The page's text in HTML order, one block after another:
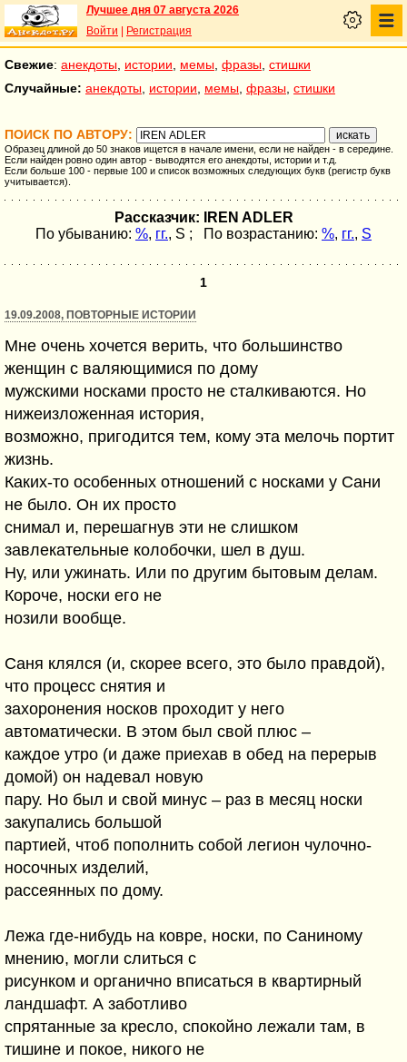
Лучшее дня 07 августа 2026
Войти
Регистрация
Свежие: анекдоты истории мемы фразы стишки
Случайные: анекдоты истории мемы фразы стишки
ПОИСК ПО АВТОРУ:
Образец длиной до 50 знаков ищется в начале имени, если не найден - в середине.
Если найден ровно один автор - выводятся его анекдоты, истории и т.д.
Если больше 100 - первые 100 и список возможных следующих букв (регистр букв
учитывается).
Рассказчик: IREN ADLER
По убыванию: %, гг., S ; По возрастанию: %, гг., S
1
19.09.2008, ПОВТОРНЫЕ ИСТОРИИ
Мне очень хочется верить, что большинство
женщин с валяющимися по дому
мужскими носками просто не сталкиваются. Но
нижеизложенная история,
возможно, пригодится тем, кому эта мелочь портит
жизнь.
Каких-то особенных отношений с носками у Сани
не было. Он их просто
снимал и, перешагнув эти не слишком
завлекательные колобочки, шел в душ.
Ну, или ужинать. Или по другим бытовым делам.
Короче, носки его не
нозили вообще.
Саня клялся (и, скорее всего, это было правдой),
что процесс снятия и
захоронения носков проходит у него
автоматически. В этом был свой плюс –
каждое утро (и даже приехав в обед на перерыв
домой) он надевал новую
пару. Но был и свой минус – раз в месяц носки
закупались большой
партией, чтоб пополнить собой легион чулочно-
носочных изделий,
рассеянных по дому.
Лежа где-нибудь на ковре, носки, по Саниному
мнению, могли слиться с
рисунком и органично вписаться в квартирный
ландшафт. А заботливо
спрятанные за кресло, спокойно лежали там, в
тишине и покое, никого не